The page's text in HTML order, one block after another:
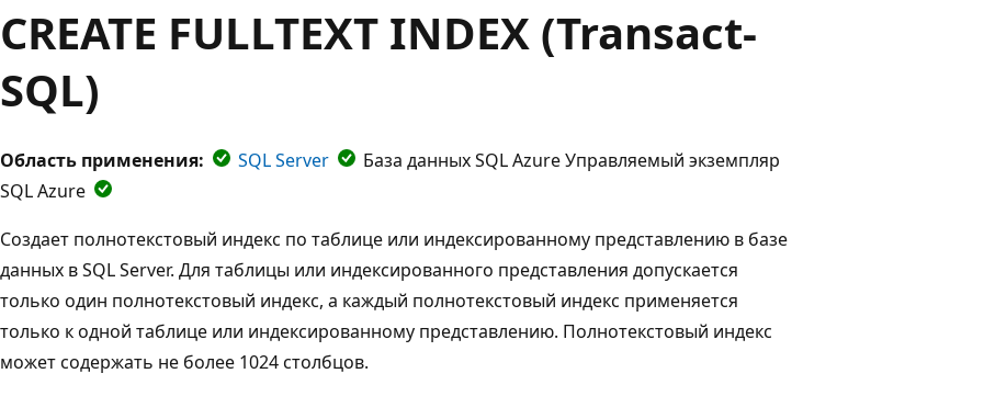
CREATE FULLTEXT INDEX (Transact-
SQL)
Область применения: SQL Server
База данных SQL Azure Управляемый экземпляр
SQL Azure
Создает полнотекстовый индекс по таблице или индексированному представлению в базе
данных в SQL Server. Для таблицы или индексированного представления допускается
только один полнотекстовый индекс, а каждый полнотекстовый индекс применяется
только к одной таблице или индексированному представлению. Полнотекстовый индекс
может содержать не более 1024 столбцов.